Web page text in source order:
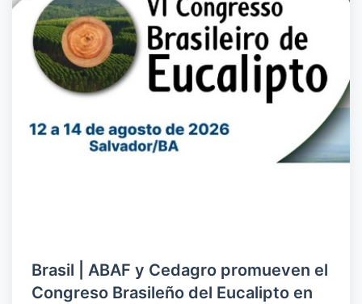
Brasil | ABAF y Cedagro promueven el
Congreso Brasileño del Eucalipto en